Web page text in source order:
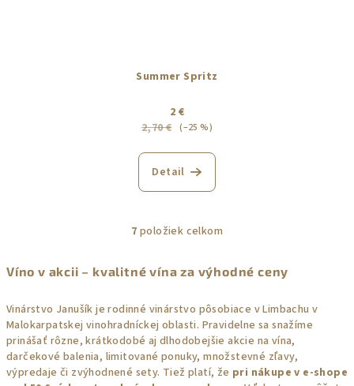
Summer Spritz
2 €
2,70 € (–25 %)
Detail
O
l
d
a
c
i
7 položiek celkom
Víno v akcii – kvalitné vína za výhodné ceny
Vinárstvo Janušík je rodinné vinárstvo pôsobiace v Limbachu v
Malokarpatskej vinohradníckej oblasti. Pravidelne sa snažíme
prinášať rôzne, krátkodobé aj dlhodobejšie akcie na vína,
darčekové balenia, limitované ponuky, množstevné zľavy,
výpredaje či zvýhodnené sety. Tiež platí, že pri nákupe v e-shope